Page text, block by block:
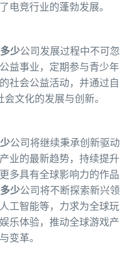
电竞行业的蓬勃发展。
少公司发展过程中不可忽
益事业，定期参与青少年
社会公益活动，并通过自
文化的发展与创新。
公司将继续秉承创新驱动
业的最新趋势，持续提升
多具有全球影响力的作品
少公司将不断探索新兴领
工智能等，力求为全球玩
乐体验，推动全球游戏产
变革。